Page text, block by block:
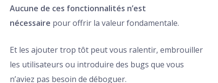
Aucune de ces fonctionnalités n’est
nécessaire pour offrir la valeur fondamentale.
Et les ajouter trop tôt peut vous ralentir, embrouiller
les utilisateurs ou introduire des bugs que vous
n’aviez pas besoin de déboguer.